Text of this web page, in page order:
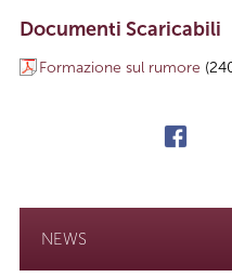
Documenti Scaricabili
Formazione sul rumore
NEWS